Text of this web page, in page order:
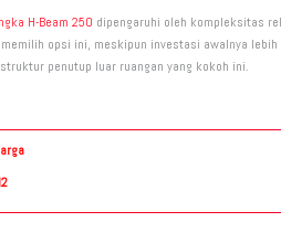
H-Beam 250 dipengaruhi oleh kompleksitas
opsi ini, meskipun investasi awalnya
penutup luar ruangan yang kokoh ini.